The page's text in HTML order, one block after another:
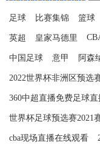
足球 比赛集锦 篮球
英超 皇家马德里
中国足球 意甲 阿森
2022世界杯非洲区预选
360中超直播免费足球
世界杯足球预选赛2021
cba现场直播在线观看